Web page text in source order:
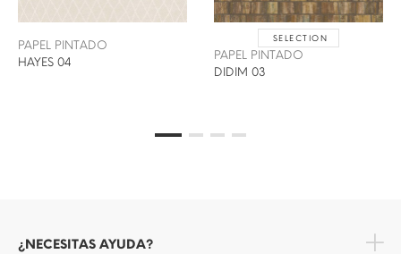
PAPEL PINTADO
HAYES 04
SELECTION
PAPEL PINTADO
DIDIM 03
¿NECESITAS AYUDA?